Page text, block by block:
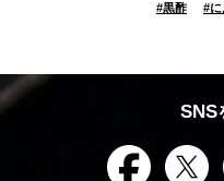
#黒酢 #に
SNS